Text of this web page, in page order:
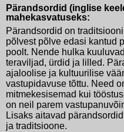
Pärandsordid (inglise
mahekasvatuseks:
Pärandsordid on
põlvest põlve edasi kantud
poolt. Nende hulka
teraviljad, ürdid ja lilled.
ajaloolise ja kultuurilise
vastupidavuse tõttu. Need
mitmekesisemad kui
on neil parem
Lisaks aitavad
ja traditsioone.